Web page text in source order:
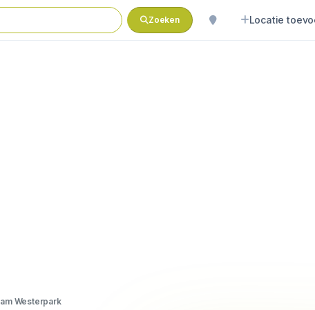
Zoeken Locatie
Westerpark